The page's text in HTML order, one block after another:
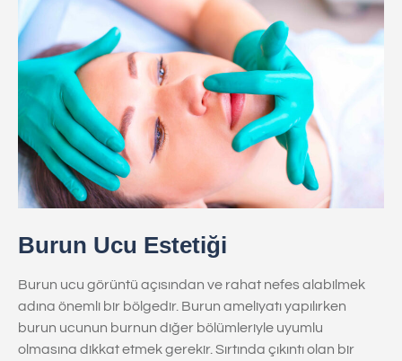
Burun Ucu Estetiği
Burun ucu görüntü açısından ve rahat nefes alabilmek
adına önemli bir bölgedir. Burun ameliyatı yapılırken
burun ucunun burnun diğer bölümleriyle uyumlu
olmasına dikkat etmek gerekir. Sırtında çıkıntı olan bir